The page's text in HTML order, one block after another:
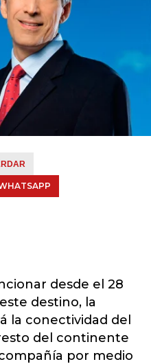
desde el 28
destino, la
la conectividad del
del continente
por medio